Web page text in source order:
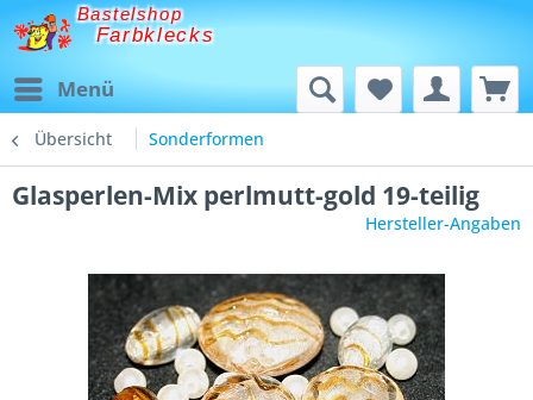
Bastelshop
Farbklecks
Menü
Übersicht Sonderformen
Glasperlen-Mix perlmutt-gold 19-teilig
Hersteller-Angaben